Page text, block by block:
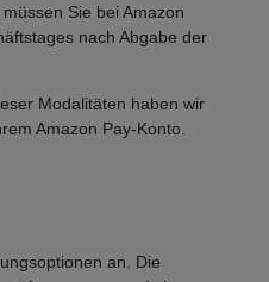
Sie bei Amazon
nach Abgabe der
Modalitäten haben wir
Amazon Pay-Konto.
an. Die